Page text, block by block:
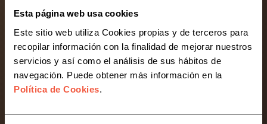
Esta página web usa cookies
Este sitio web utiliza Cookies propias y de terceros para
recopilar información con la finalidad de mejorar nuestros
servicios y así como el análisis de sus hábitos de
navegación. Puede obtener más información en la
Política de Cookies.
Desarrollamos soluciones legaltech para simplificar
la gestión normativa de tu negocio.
Contacta con Conversia
Compliance